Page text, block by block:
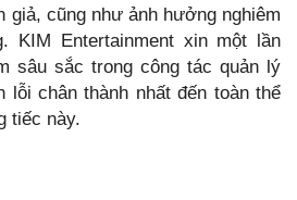
giả, cũng như ảnh hưởng nghiêm
KIM Entertainment xin một lần
sâu sắc trong công tác quản lý
chân thành nhất đến toàn thể
tiếc này.